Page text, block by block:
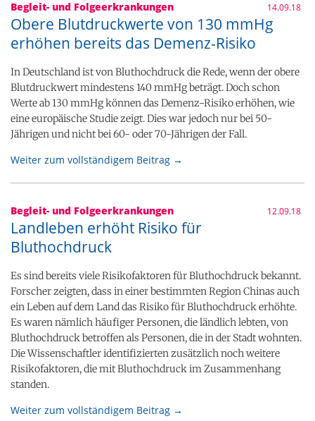
Begleit- und Folgeerkrankungen 14.09.18
Obere Blutdruckwerte von 130 mmHg
erhöhen bereits das Demenz-Risiko
In Deutschland ist von Bluthochdruck die Rede, wenn der obere
Blutdruckwert mindestens 140 mmHg beträgt. Doch schon
Werte ab 130 mmHg können das Demenz-Risiko erhöhen, wie
eine europäische Studie zeigt. Dies war jedoch nur bei 50-
Jährigen und nicht bei 60- oder 70-Jährigen der Fall.
Weiter zum vollständigem Beitrag →
Begleit- und Folgeerkrankungen 12.09.18
Landleben erhöht Risiko für
Bluthochdruck
Es sind bereits viele Risikofaktoren für Bluthochdruck bekannt.
Forscher zeigten, dass in einer bestimmten Region Chinas auch
ein Leben auf dem Land das Risiko für Bluthochdruck erhöhte.
Es waren nämlich häufiger Personen, die ländlich lebten, von
Bluthochdruck betroffen als Personen, die in der Stadt wohnten.
Die Wissenschaftler identifizierten zusätzlich noch weitere
Risikofaktoren, die mit Bluthochdruck im Zusammenhang
standen.
Weiter zum vollständigem Beitrag →